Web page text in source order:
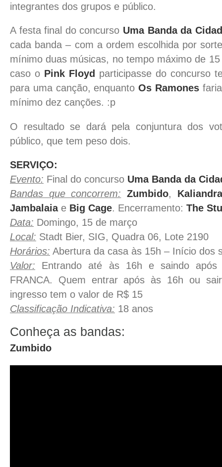
integrantes dos grupos e público.
A festa final do concurso Uma Banda da
cada banda – com a ordem escolhida por
mínimo duas músicas, no tempo máximo de
caso o Pink Floyd participasse do concurso
para uma canção, enquantoOs Ramones
mínimo dez canções. :p
O resultado se dará pela conjuntura dos
público, que tem peso dois.
SERVIÇO:
Evento: Final do concurso Uma Banda da
Bandas que concorrem: Zumbido, Kaliandra
Jambalaiae Big Cage. Encerramento: The
Data: Domingo, 15 de março
Local: Stadt Bier, SIG, Quadra 06, Lote 2190
Horários: Abertura da casa às 15h – Início dos
Valor: Entrando até às 16h e saindo
FRANCA. Quem entrar após às 16h ou
ingresso tem o valor de R$ 15
Classificação Indicativa: 18 anos
Conheça as bandas:
Zumbido